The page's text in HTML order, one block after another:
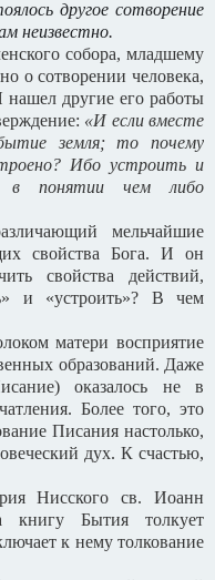
другое сотворение
неизвестно.
собора, младшему
о сотворении человека,
другие его работы
«И если вместе
земля; то почему
Ибо устроить и
в понятии чем либо
мельчайшие
свойства Бога. И он
свойства действий,
и «устроить»? В чем
матери восприятие
образований. Даже
оказалось не в
Более того, это
Писания настолько,
дух. К счастью,
Нисского св. Иоанн
книгу Бытия толкует
к нему толкование